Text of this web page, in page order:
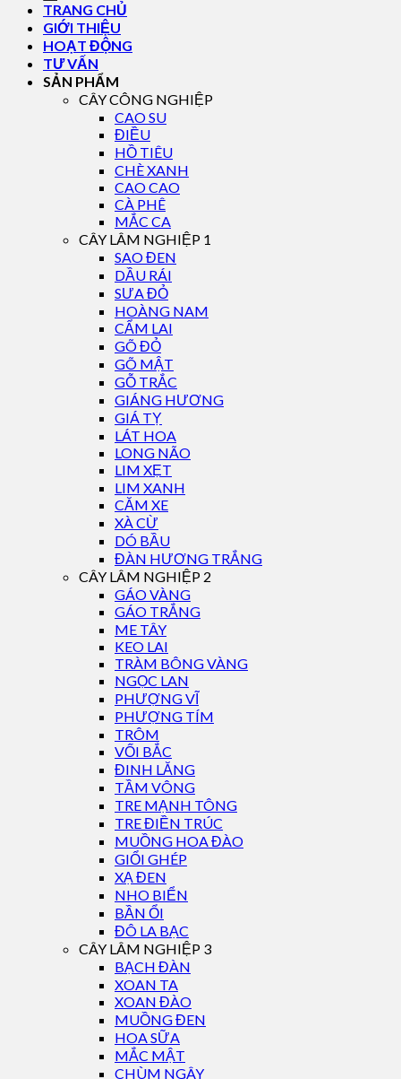
TRANG CHỦ
GIỚI THIỆU
HOẠT ĐỘNG
TƯ VẤN
SẢN PHẨM
CÂY CÔNG NGHIỆP
CAO SU
ĐIỀU
HỒ TIÊU
CHÈ XANH
CAO CAO
CÀ PHÊ
MẮC CA
CÂY LÂM NGHIỆP 1
SAO ĐEN
DẦU RÁI
SƯA ĐỎ
HOÀNG NAM
CẨM LAI
GÕ ĐỎ
GÕ MẬT
GỖ TRẮC
GIÁNG HƯƠNG
GIÁ TỴ
LÁT HOA
LONG NÃO
LIM XẸT
LIM XANH
CĂM XE
XÀ CỪ
DÓ BẦU
ĐÀN HƯƠNG TRẮNG
CÂY LÂM NGHIỆP 2
GÁO VÀNG
GÁO TRẮNG
ME TÂY
KEO LAI
TRÀM BÔNG VÀNG
NGỌC LAN
PHƯỢNG VĨ
PHƯỢNG TÍM
TRÔM
VỐI BẮC
ĐINH LĂNG
TẦM VÔNG
TRE MẠNH TÔNG
TRE ĐIỀN TRÚC
MUỒNG HOA ĐÀO
GIỔI GHÉP
XẠ ĐEN
NHO BIỂN
BẦN ỔI
ĐÔ LA BẠC
CÂY LÂM NGHIỆP 3
BẠCH ĐÀN
XOAN TA
XOAN ĐÀO
MUỒNG ĐEN
HOA SỮA
MẮC MẬT
CHÙM NGÂY